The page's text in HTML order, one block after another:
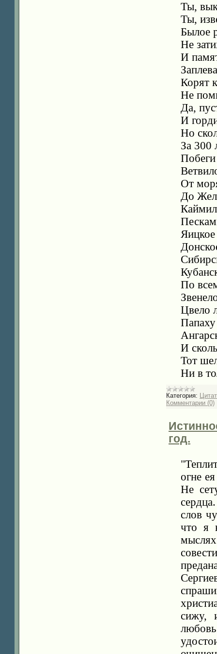
Ты,
Ты,
Былое
Не
И
Корят
Не
Да,
И
Но
За 300
От
До
По
Цвело
И
Тот
Ни в
Категория:
Комментарии (0)
год.
огне
Не
слов
что я
сижу,